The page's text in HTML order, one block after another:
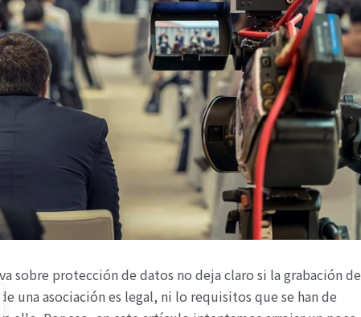
sobre protección de datos no deja claro si la grabación de
de una asociación es legal, ni lo requisitos que se han de